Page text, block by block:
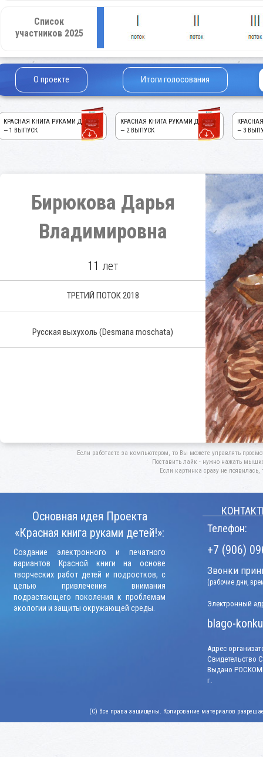
Список
участников 2025
О проекте Итоги голосования
КРАСНАЯ КНИГА РУКАМИ ДЕТЕЙ!
— 1 ВЫПУСК
КРАСНАЯ КНИГА РУКАМИ ДЕТЕЙ!
— 2 ВЫПУСК
— 3
Бирюкова Дарья
Владимировна
11 лет
ТРЕТИЙ ПОТОК 2018
Русская выхухоль (Desmana moschata)
Если работаете за компьютером, то Вы можете управлять
Поставить лайк - нужно нажать
Если картинка сразу не появилась,
Основная идея Проекта
«Красная книга руками детей!»:
Создание электронного и печатного
вариантов Красной книги на основе
творческих работ детей и подростков, с
целью привлечения внимания
подрастающего поколения к проблемам
экологии и защиты окружающей среды.
Телефон:
+7 (906)
Звонки
(рабочие дни,
Электронный
blago-
Адрес
Свидетельство
Выдано
г.
(C) Все права защищены. Копирование материалов